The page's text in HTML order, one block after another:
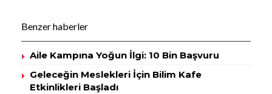
Benzer haberler
Aile Kampına Yoğun İlgi: 10 Bin Başvuru
Geleceğin Meslekleri İçin Bilim Kafe
Etkinlikleri Başladı